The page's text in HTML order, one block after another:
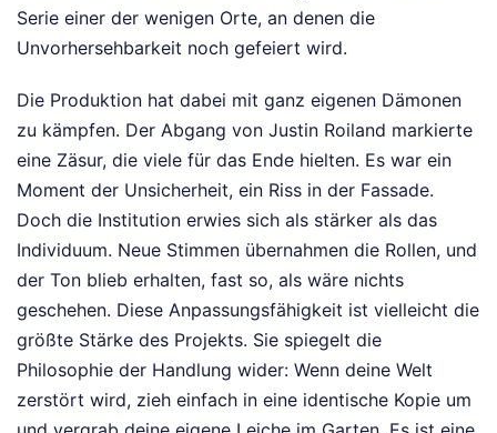
Serie einer der wenigen Orte, an denen die
Unvorhersehbarkeit noch gefeiert wird.
Die Produktion hat dabei mit ganz eigenen Dämonen
zu kämpfen. Der Abgang von Justin Roiland markierte
eine Zäsur, die viele für das Ende hielten. Es war ein
Moment der Unsicherheit, ein Riss in der Fassade.
Doch die Institution erwies sich als stärker als das
Individuum. Neue Stimmen übernahmen die Rollen, und
der Ton blieb erhalten, fast so, als wäre nichts
geschehen. Diese Anpassungsfähigkeit ist vielleicht die
größte Stärke des Projekts. Sie spiegelt die
Philosophie der Handlung wider: Wenn deine Welt
zerstört wird, zieh einfach in eine identische Kopie um